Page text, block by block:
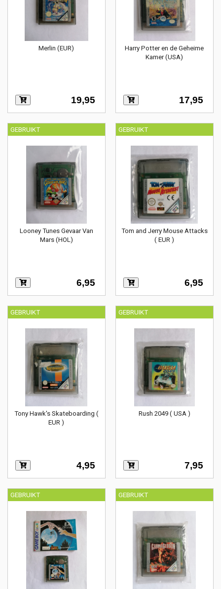
Merlin (EUR)
19,95
Harry Potter en de Geheime
Kamer (USA)
17,95
GEBRUIKT
Looney Tunes Gevaar Van
Mars (HOL)
6,95
GEBRUIKT
Tom and Jerry Mouse Attacks
( EUR )
6,95
GEBRUIKT
Tony Hawk's Skateboarding (
EUR )
4,95
GEBRUIKT
Rush 2049 ( USA )
7,95
GEBRUIKT GEBRUIKT